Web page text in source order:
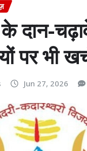
दान-
पर भी
Jun 27, 2026